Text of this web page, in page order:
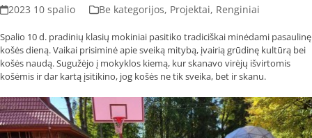
2023 10 spalio Be kategorijos, Projektai, Renginiai
Spalio 10 d. pradinių klasių mokiniai pasitiko tradiciškai minėdami pasaulinę
košės dieną. Vaikai prisiminė apie sveiką mitybą, įvairią grūdinę kultūrą bei
košės naudą. Sugužėjo į mokyklos kiemą, kur skanavo virėjų išvirtomis
košėmis ir dar kartą įsitikino, jog košės ne tik sveika, bet ir skanu.